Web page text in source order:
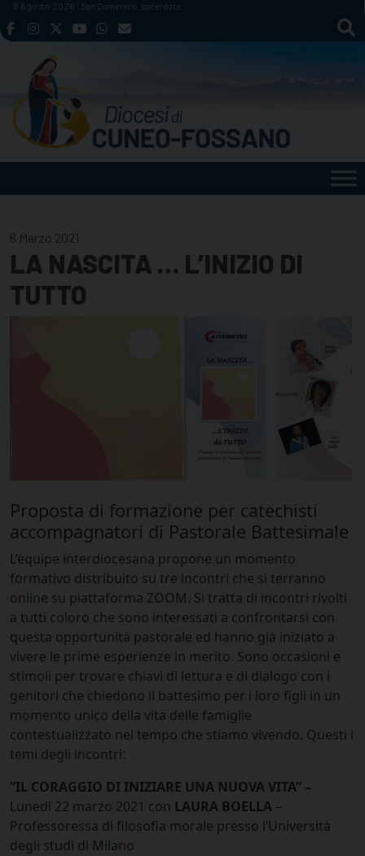
Skip
to
8 Agosto 2026 San Domenico, sacerdote
6 Marzo 2021
LA NASCITA … L’INIZIO DI
TUTTO
Proposta di formazione per catechisti
accompagnatori di Pastorale Battesimale
L’èquipe interdiocesana propone un momento
formativo distribuito su tre incontri che si terranno
online su piattaforma ZOOM. Si tratta di incontri rivolti
a tutti coloro che sono interessati a confrontarsi con
questa opportunità pastorale ed hanno già iniziato a
vivere le prime esperienze in merito. Sono occasioni e
stimoli per trovare chiavi di lettura e di dialogo con i
genitori che chiedono il battesimo per i loro figli in un
momento unico della vita delle famiglie
contestualizzato nel tempo che stiamo vivendo. Questi i
temi degli incontri:
“IL CORAGGIO DI INIZIARE UNA NUOVA VITA” –
Lunedì 22 marzo 2021 con LAURA BOELLA –
Professoressa di filosofia morale presso l’Università
degli studi di Milano